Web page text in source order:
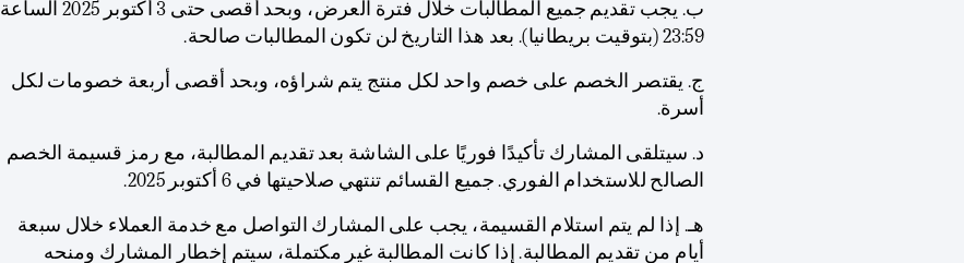
ب. يجب تقديم جميع المطالبات خلال فترة العرض، وبحد أقصى حتى 3 أكتوبر 2025 الساعة
23:59 (بتوقيت بريطانيا). بعد هذا التاريخ لن تكون المطالبات صالحة.
ج. يقتصر الخصم على خصم واحد لكل منتج يتم شراؤه، وبحد أقصى أربعة خصومات لكل
أسرة.
د. سيتلقى المشارك تأكيدًا فوريًا على الشاشة بعد تقديم المطالبة، مع رمز قسيمة الخصم
الصالح للاستخدام الفوري. جميع القسائم تنتهي صلاحيتها في 6 أكتوبر 2025.
هـ. إذا لم يتم استلام القسيمة، يجب على المشارك التواصل مع خدمة العملاء خلال سبعة
أيام من تقديم المطالبة. إذا كانت المطالبة غير مكتملة، سيتم إخطار المشارك ومنحه